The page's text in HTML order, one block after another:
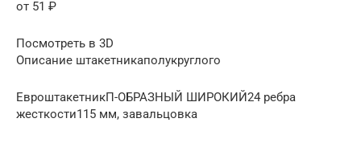
от 51 ₽
Посмотреть в 3D
Описание штакетникаполукруглого
ЕвроштакетникП-ОБРАЗНЫЙ ШИРОКИЙ24 ребра
жесткости115 мм, завальцовка